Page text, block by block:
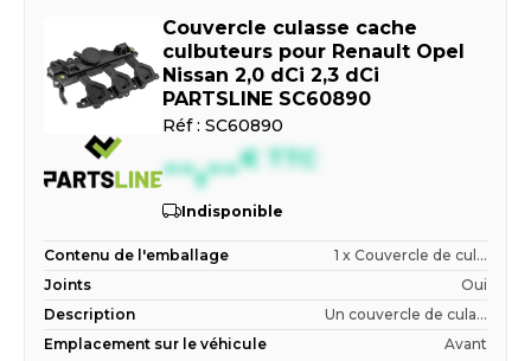
Couvercle culasse cache
culbuteurs pour Renault Opel
Nissan 2,0 dCi 2,3 dCi
PARTSLINE SC60890
Réf : SC60890
--,--€ TTC
Indisponible
Contenu de l'emballage
1 x Couvercle de cul...
Joints
Oui
Description
Un couvercle de cula...
Emplacement sur le véhicule
Avant